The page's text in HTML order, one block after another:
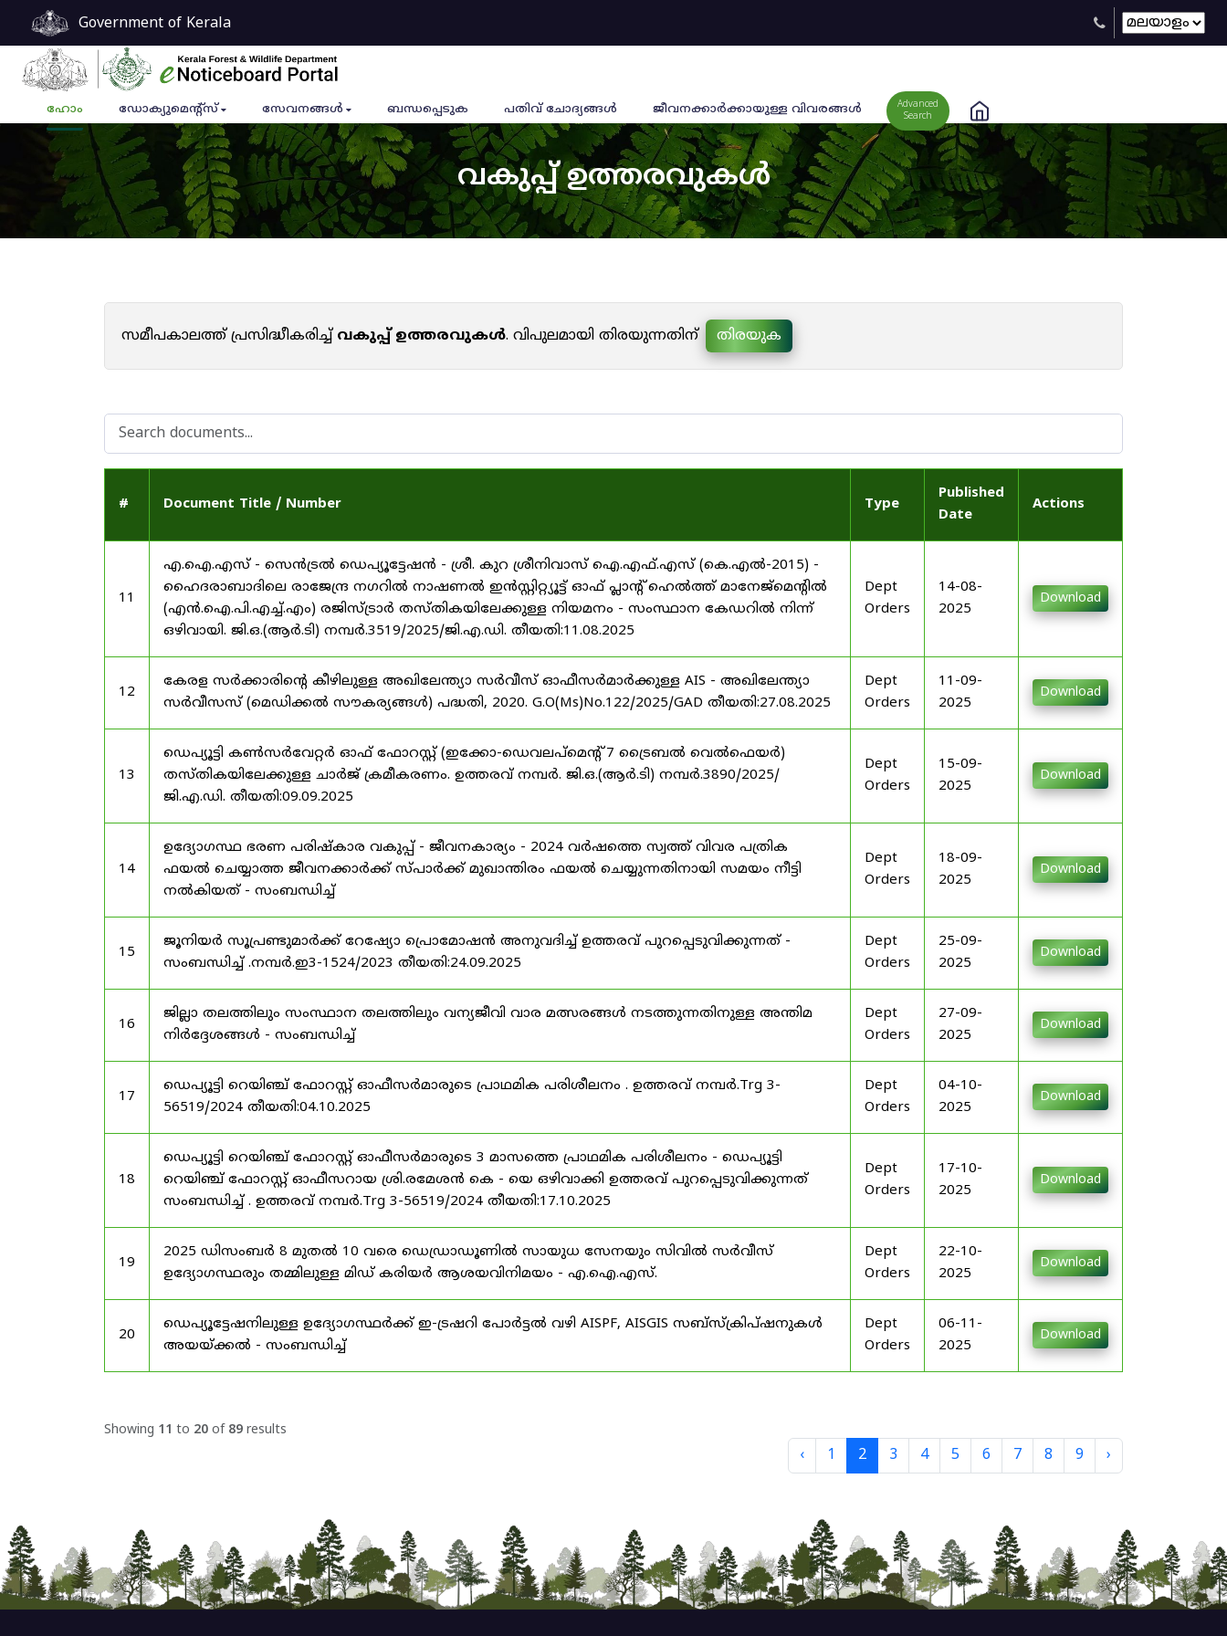
Government of Kerala
ഹോം ഡോക്യുമെൻ്റ്സ് സേവനങ്ങൾ ബന്ധപ്പെടുക പതിവ് ചോദ്യങ്ങൾ ജീവനക്കാര്‍ക്കായുള്ള വിവരങ്ങള്‍
Advanced
Search
വകുപ്പ് ഉത്തരവുകൾ
സമീപകാലത്ത് പ്രസിദ്ധീകരിച്ച്വകുപ്പ് ഉത്തരവുകൾ. വിപുലമായി തിരയുന്നതിന് തിരയുക
# Document Title / Number Type
Published
Date
Actions
11
എ.ഐ.എസ് - സെൻട്രൽ ഡെപ്യൂട്ടേഷൻ - ശ്രീ. കുറ ശ്രീനിവാസ് ഐ.എഫ്.എസ് (കെ.എൽ-2015) -
ഹൈദരാബാദിലെ രാജേന്ദ്ര നഗറിൽ നാഷണൽ ഇൻസ്റ്റിറ്റ്യൂട്ട് ഓഫ് പ്ലാന്റ് ഹെൽത്ത് മാനേജ്‌മെന്റിൽ
(എൻ.ഐ.പി.എച്ച്.എം) രജിസ്ട്രാർ തസ്തികയിലേക്കുള്ള നിയമനം - സംസ്ഥാന കേഡറിൽ നിന്ന്
ഒഴിവായി. ജി.ഒ.(ആർ.ടി) നമ്പർ.3519/2025/ജി.എ.ഡി. തീയതി:11.08.2025
Dept
Orders
14-08-
2025
Download
12
കേരള സർക്കാരിന്റെ കീഴിലുള്ള അഖിലേന്ത്യാ സർവീസ് ഓഫീസർമാർക്കുള്ള AIS - അഖിലേന്ത്യാ
സർവീസസ് (മെഡിക്കൽ സൗകര്യങ്ങൾ) പദ്ധതി, 2020. G.O(Ms)No.122/2025/GAD തീയതി:27.08.2025
Dept
Orders
11-09-
2025
Download
13
ഡെപ്യൂട്ടി കൺസർവേറ്റർ ഓഫ് ഫോറസ്റ്റ് (ഇക്കോ-ഡെവലപ്മെന്റ് 7 ട്രൈബൽ വെൽഫെയർ)
തസ്തികയിലേക്കുള്ള ചാർജ് ക്രമീകരണം. ഉത്തരവ് നമ്പർ. ജി.ഒ.(ആർ.ടി) നമ്പർ.3890/2025/
ജി.എ.ഡി. തീയതി:09.09.2025
Dept
Orders
15-09-
2025
Download
14
ഉദ്യോഗസ്ഥ ഭരണ പരിഷ്കാര വകുപ്പ് - ജീവനകാര്യം - 2024 വർഷത്തെ സ്വത്ത് വിവര പത്രിക
ഫയൽ ചെയ്യാത്ത ജീവനക്കാർക്ക് സ്പാർക്ക് മുഖാന്തിരം ഫയൽ ചെയ്യുന്നതിനായി സമയം നീട്ടി
നൽകിയത് - സംബന്ധിച്ച്
Dept
Orders
18-09-
2025
Download
15
ജൂനിയർ സൂപ്രണ്ടുമാർക്ക് റേഷ്യോ പ്രൊമോഷൻ അനുവദിച്ച് ഉത്തരവ് പുറപ്പെടുവിക്കുന്നത് -
സംബന്ധിച്ച് .നമ്പർ.ഇ3-1524/2023 തീയതി:24.09.2025
Dept
Orders
25-09-
2025
Download
16
ജില്ലാ തലത്തിലും സംസ്ഥാന തലത്തിലും വന്യജീവി വാര മത്സരങ്ങൾ നടത്തുന്നതിനുള്ള അന്തിമ
നിർദ്ദേശങ്ങൾ - സംബന്ധിച്ച്
Dept
Orders
27-09-
2025
Download
17
ഡെപ്യൂട്ടി റെയിഞ്ച് ഫോറസ്റ്റ് ഓഫീസർമാരുടെ പ്രാഥമിക പരിശീലനം . ഉത്തരവ് നമ്പർ.Trg 3-
56519/2024 തീയതി:04.10.2025
Dept
Orders
04-10-
2025
Download
18
ഡെപ്യൂട്ടി റെയിഞ്ച് ഫോറസ്റ്റ് ഓഫീസർമാരുടെ 3 മാസത്തെ പ്രാഥമിക പരിശീലനം - ഡെപ്യൂട്ടി
റെയിഞ്ച് ഫോറസ്റ്റ് ഓഫീസറായ ശ്രി.രമേശൻ കെ - യെ ഒഴിവാക്കി ഉത്തരവ് പുറപ്പെടുവിക്കുന്നത്
സംബന്ധിച്ച് . ഉത്തരവ് നമ്പർ.Trg 3-56519/2024 തീയതി:17.10.2025
Dept
Orders
17-10-
2025
Download
19
2025 ഡിസംബർ 8 മുതൽ 10 വരെ ഡെഡ്രാഡൂണിൽ സായുധ സേനയും സിവിൽ സർവീസ്
ഉദ്യോഗസ്ഥരും തമ്മിലുള്ള മിഡ് കരിയർ ആശയവിനിമയം - എ.ഐ.എസ്.
Dept
Orders
22-10-
2025
Download
20
ഡെപ്യൂട്ടേഷനിലുള്ള ഉദ്യോഗസ്ഥർക്ക് ഇ-ട്രഷറി പോർട്ടൽ വഴി AISPF, AISGIS സബ്‌സ്‌ക്രിപ്‌ഷനുകൾ
അയയ്ക്കൽ - സംബന്ധിച്ച്
Dept
Orders
06-11-
2025
Download
Showing 11 to 20 of 89 results
‹ 1 2 3 4 5 6 7 8 9 ›